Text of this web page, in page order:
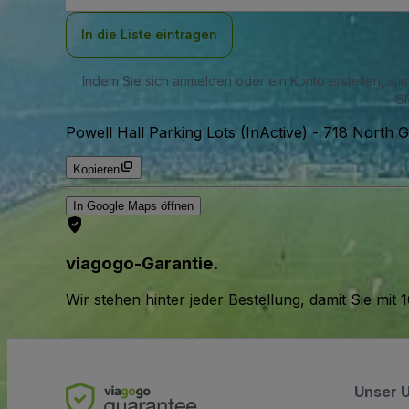
In die Liste eintragen
Indem Sie sich anmelden oder ein Konto erstellen,
Powell Hall Parking Lots (InActive) - 718 North
Kopieren
In Google Maps öffnen
viagogo-Garantie.
Wir stehen hinter jeder Bestellung, damit Sie
Unser